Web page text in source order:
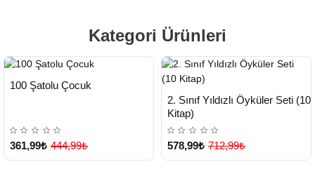
Kategori Ürünleri
TESLİMAT
100 Şatolu Çocuk
361,99₺ 444,99₺
TESLİMAT
2. Sınıf Yıldızlı Öyküler Seti (10
Kitap)
578,99₺ 712,99₺